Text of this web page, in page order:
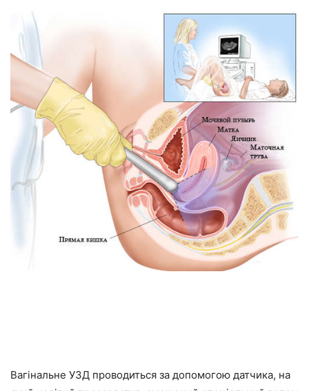
Вагінальне УЗД проводиться за допомогою датчика, на